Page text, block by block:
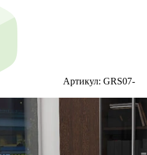
Артикул: GRS07-